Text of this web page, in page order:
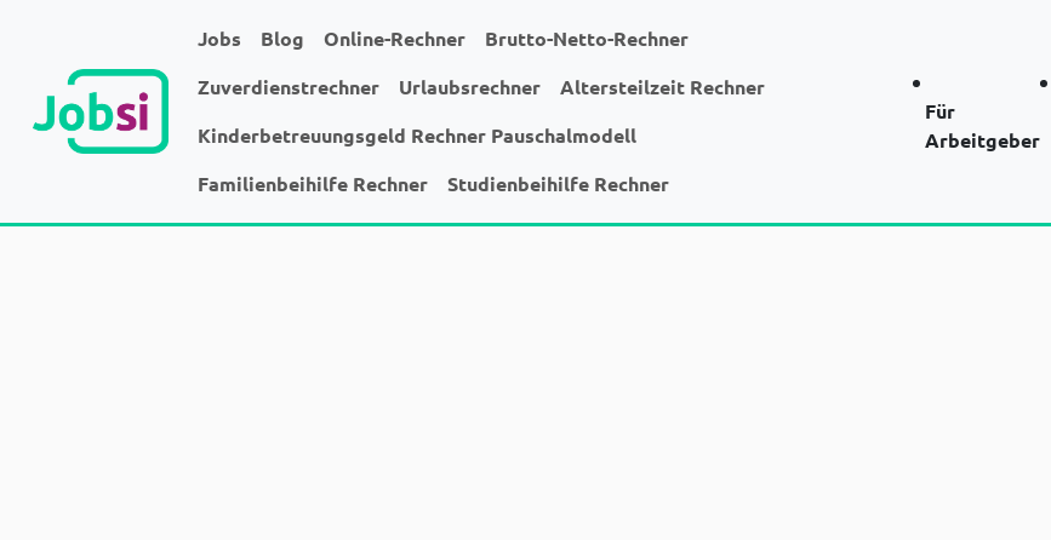
Jobs Blog Online-Rechner
Brutto-Netto-Rechner
Zuverdienstrechner
Urlaubsrechner
Altersteilzeit Rechner
Kinderbetreuungsgeld Rechner Pauschalmodell
Familienbeihilfe Rechner
Studienbeihilfe Rechner
Für
Arbeitgeber